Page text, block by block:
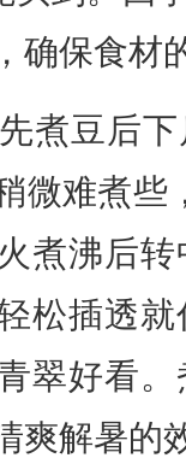
确保食材
先煮豆后
微难煮些
煮沸后
松插透
翠好看
爽解暑的